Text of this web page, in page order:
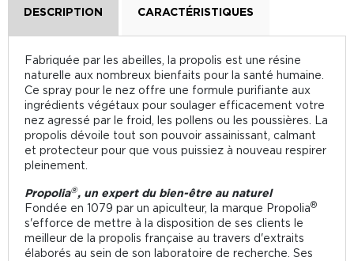
DESCRIPTION CARACTÉRISTIQUES
Fabriquée par les abeilles, la propolis est une résine
naturelle aux nombreux bienfaits pour la santé humaine.
Ce spray pour le nez offre une formule purifiante aux
ingrédients végétaux pour soulager efficacement votre
nez agressé par le froid, les pollens ou les poussières. La
propolis dévoile tout son pouvoir assainissant, calmant
et protecteur pour que vous puissiez à nouveau respirer
pleinement.
Propolia®, un expert du bien-être au naturel
Fondée en 1079 par un apiculteur, la marque Propolia®
s'efforce de mettre à la disposition de ses clients le
meilleur de la propolis française au travers d'extraits
élaborés au sein de son laboratoire de recherche. Ses